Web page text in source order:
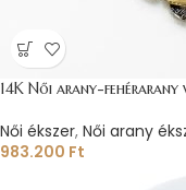
14K Női arany-fehérarany
Női ékszer, Női arany
983.200 Ft